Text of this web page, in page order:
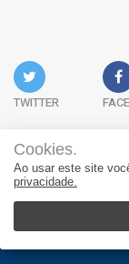
TWITTER
Acervo
Cookies.
Ao usar este site
privacidade.